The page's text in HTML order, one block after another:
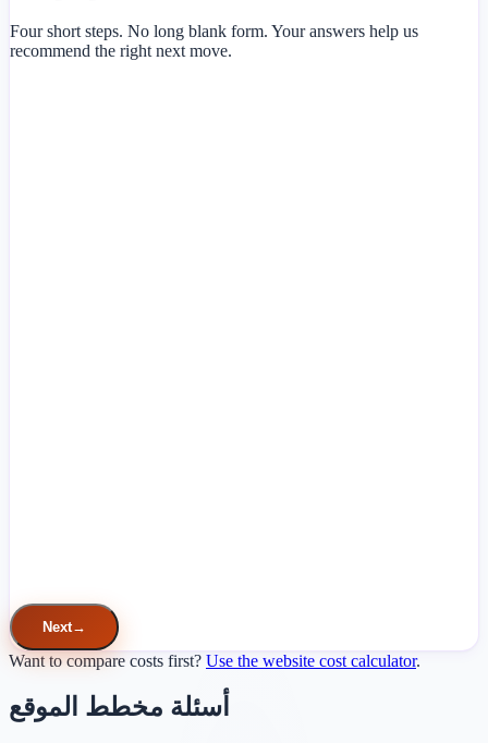
Four short steps. No long blank form. Your answers help us
recommend the right next move.
Next→
Want to compare costs first? Use the website cost calculator.
أسئلة مخطط الموقع